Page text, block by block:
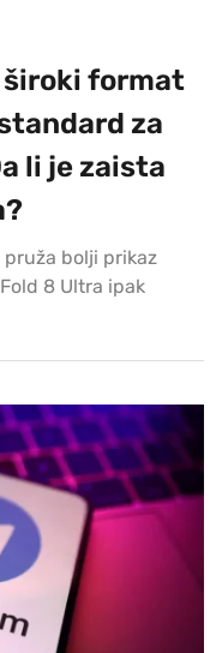
široki format
za
li je zaista
pruža bolji prikaz
8 Ultra ipak